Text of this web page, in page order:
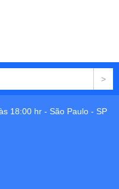
18:00 hr - São Paulo - SP